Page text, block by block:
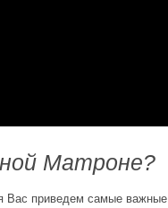
Матроне?
Вас приведем самые важные